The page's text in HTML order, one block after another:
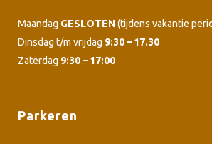
Maandag GESLOTEN(tijdens vakantie
Dinsdag t/m vrijdag 9:30 – 17.30
Zaterdag 9:30 – 17:00
Parkeren